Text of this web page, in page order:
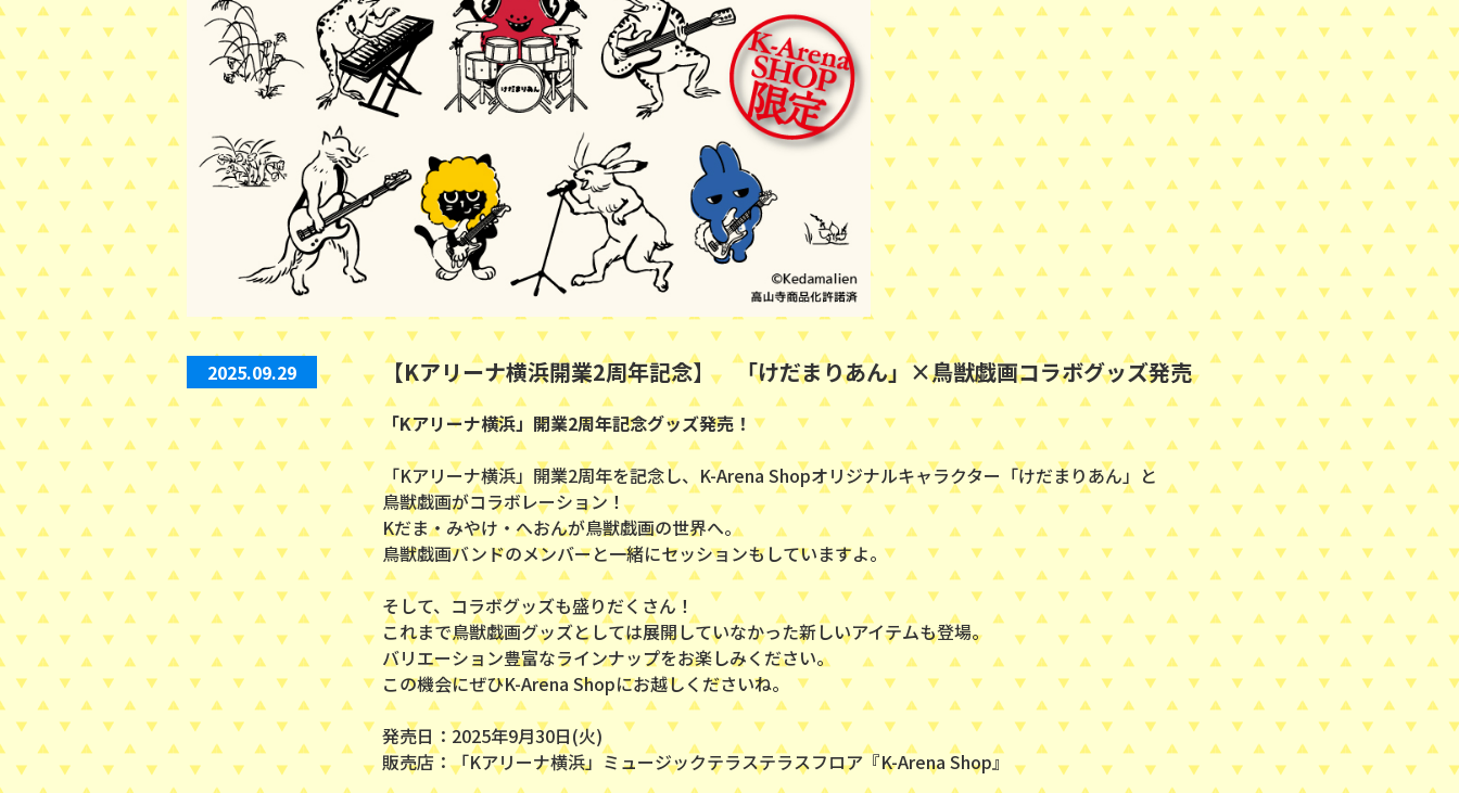
2025.09.29 【Kアリーナ横浜開業2周年記念】 「けだまりあん」×鳥獣戯画コラボグッズ発売
「Kアリーナ横浜」開業2周年記念グッズ発売！
「Kアリーナ横浜」開業2周年を記念し、K-Arena Shopオリジナルキャラクター「けだまりあん」と
鳥獣戯画がコラボレーション！
Kだま・みやけ・へおんが鳥獣戯画の世界へ。
鳥獣戯画バンドのメンバーと一緒にセッションもしていますよ。
そして、コラボグッズも盛りだくさん！
これまで鳥獣戯画グッズとしては展開していなかった新しいアイテムも登場。
バリエーション豊富なラインナップをお楽しみください。
この機会にぜひK-Arena Shopにお越しくださいね。
発売日：2025年9月30日(火)
販売店：「Kアリーナ横浜」ミュージックテラステラスフロア『K-Arena Shop』